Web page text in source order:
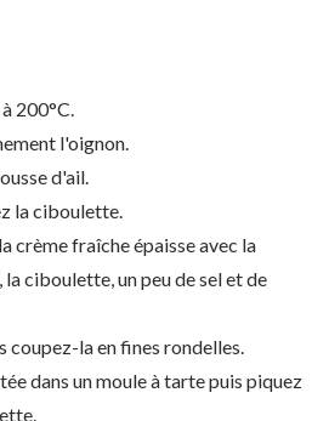
200°C.
l'oignon.
d'ail.
la ciboulette.
crème fraîche épaisse avec la
ciboulette, un peu de sel et de
coupez-la en fines rondelles.
dans un moule à tarte puis piquez